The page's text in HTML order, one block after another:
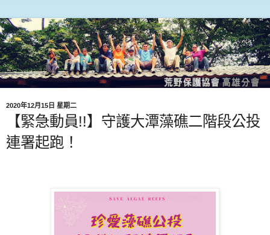
2020年12月15日 星期二
【緊急動員!!】守護大潭藻礁二階段公投
連署起跑！